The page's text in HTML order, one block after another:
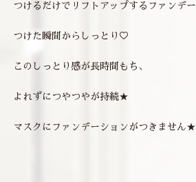
つけるだけでリフトアップするファンデ
つけた瞬間からしっとり♡
このしっとり感が長時間もち、
よれずにつやつやが持続★
マスクにファンデーションがつきません★